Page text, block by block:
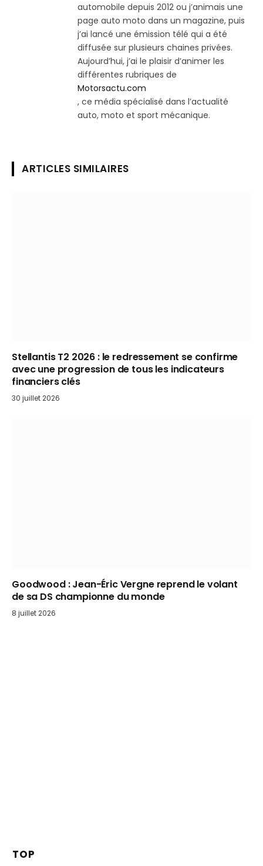
automobile depuis 2012 ou j’animais une
page auto moto dans un magazine, puis
j’ai lancé une émission télé qui a été
diffusée sur plusieurs chaines privées.
Aujourd’hui, j’ai le plaisir d’animer les
différentes rubriques de
Motorsactu.com
, ce média spécialisé dans l’actualité
auto, moto et sport mécanique.
ARTICLES SIMILAIRES
Stellantis T2 2026 : le redressement se confirme
avec une progression de tous les indicateurs
financiers clés
30 juillet 2026
Goodwood : Jean-Éric Vergne reprend le volant
de sa DS championne du monde
8 juillet 2026
TOP